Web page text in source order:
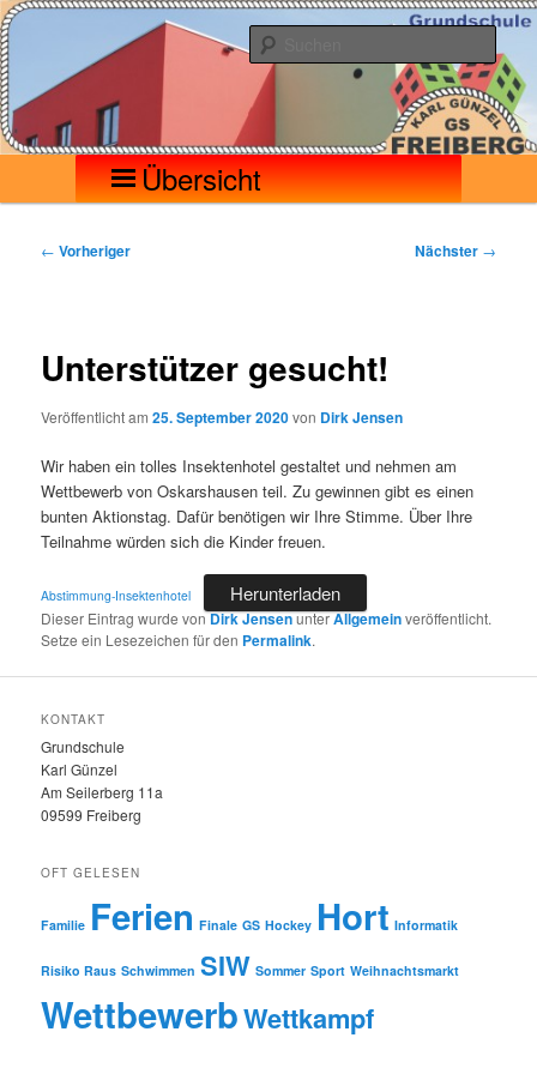
Zum
primären
Inhalt
springen
Grundschule Karl Günzel
Seilerberg – Freiberg
Hauptmenü Übersicht
Beitragsnavigation
← Vorheriger Nächster →
Unterstützer gesucht!
Veröffentlicht am25. September 2020von Dirk Jensen
Wir haben ein tolles Insektenhotel gestaltet und nehmen am
Wettbewerb von Oskarshausen teil. Zu gewinnen gibt es einen
bunten Aktionstag. Dafür benötigen wir Ihre Stimme. Über Ihre
Teilnahme würden sich die Kinder freuen.
Abstimmung-Insektenhotel Herunterladen
Dieser Eintrag wurde vonDirk JensenunterAllgemeinveröffentlicht.
Setze ein Lesezeichen für den Permalink.
KONTAKT
Grundschule
Karl Günzel
Am Seilerberg 11a
09599 Freiberg
OFT GELESEN
Familie Ferien Finale GS Hockey Hort Informatik
Risiko Raus Schwimmen SIW Sommer Sport Weihnachtsmarkt
WettbewerbWettkampf